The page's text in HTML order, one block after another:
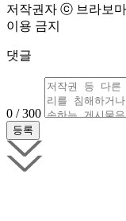
저작권자 ⓒ 브라보
이용 금지
댓글
0 / 300